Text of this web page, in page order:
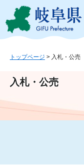
ジ
ュ
文
トップページ > 入札・公売
入札・公売